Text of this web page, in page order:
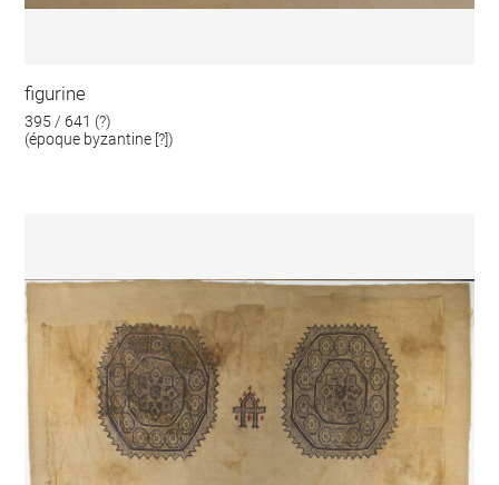
figurine
395 / 641 (?)
(époque byzantine [?])